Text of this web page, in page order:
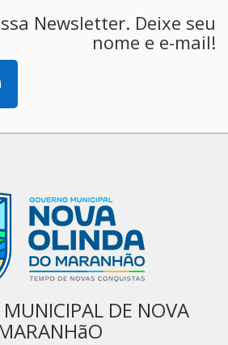
Newsletter. Deixe seu
nome e e-mail!
MUNICIPAL DE NOVA